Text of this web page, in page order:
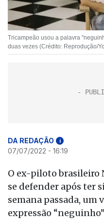
Tricampeão usou a palavra
duas vezes (Crédito: Reprodução/
DA REDAÇÃO i
07/07/2022 - 16:19
O ex-piloto brasileiro
se defender após ter
semana passada, um
expressão